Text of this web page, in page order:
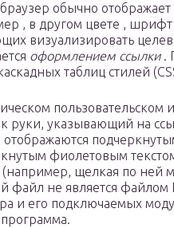
обычно
, в другом цвете ,
визуализировать
оформлением ссылки.
таблиц стилей
пользовательском
руки, указывающий на
отображаются
фиолетовым
(например, щелкая по ней
файл не является файлом
и его подключаемых
программа.